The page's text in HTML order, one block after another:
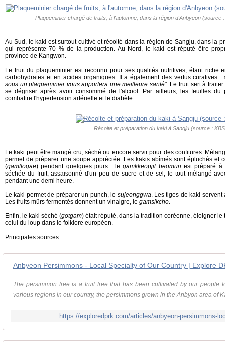
Plaqueminier chargé de fruits, à l'automne, dans la région d'Anbyeon (source
Au Sud, le kaki est surtout cultivé et récolté dans la région de Sangju, dans la
qui représente 70 % de la production. Au Nord, le kaki est réputé être
province de Kangwon.
Le fruit du plaqueminier est reconnu pour ses qualités nutritives, étant riche
carbohydrates et en acides organiques. Il a également des vertus curatives
sous un plaqueminier vous apportera une meilleure santé". Le fruit sert à
se dégriser après avoir consommé de l'alcool. Par ailleurs, les feuilles du
combattre l'hypertension artérielle et le diabète.
Récolte et préparation du kaki à Sangju (source :
Le kaki peut être mangé cru, séché ou encore servir pour des confitures.
permet de préparer une soupe appréciée. Les kakis abîmés sont épluchés et
(gamttogae) pendant quelques jours : legamkkeopjil beomuriest préparé à
séchée du fruit, assaisonné d'un peu de sucre et de sel, le tout mélangé
pendant une demi heure.
Le kaki permet de préparer un punch, le sujeonggwa. Les tiges de kaki
Les fruits mûrs fermentés donnent un vinaigre, le gamsikcho.
Enfin, le kaki séché (gotgam) était réputé, dans la tradition coréenne, éloigner
celui du loup dans le folklore européen.
Principales sources :
Anbyeon Persimmons - Local Specialty of Our Country | Explore
The persimmon tree is a fruit tree that has been cultivated by our people
various regions in our country, the persimmons grown in the Anbyon area of
https://exploredprk.com/articles/anbyeon-persimmons-